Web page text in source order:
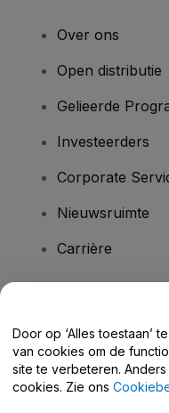
Over ons
Open distributie
Gelieerde
Investeerders
Corporate
Nieuwsruimte
Carrière
Helpcentrum /
Door op ‘Alles toestaan’
van cookies om de
site te verbeteren.
cookies. Zie ons